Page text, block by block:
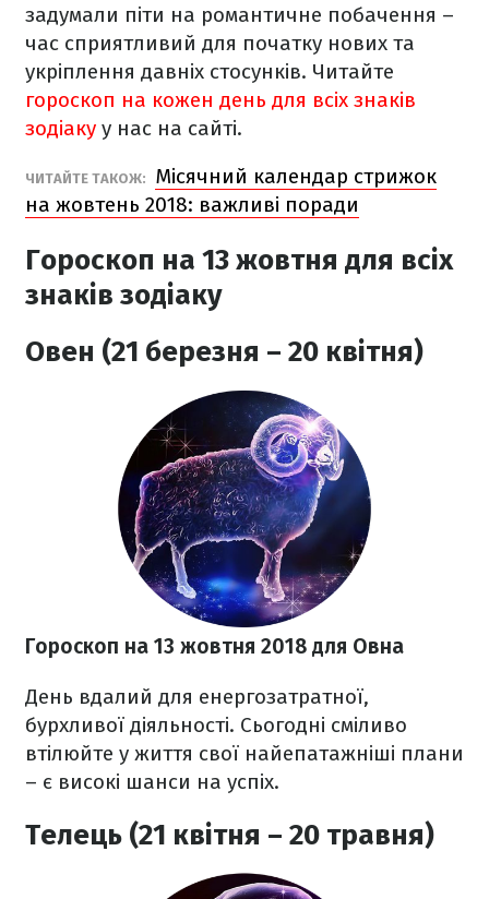
задумали піти на романтичне побачення –
час сприятливий для початку нових та
укріплення давніх стосунків. Читайте
гороскоп на кожен день для всіх знаків
зодіаку у нас на сайті.
ЧИТАЙТЕ ТАКОЖ:
Місячний календар стрижок
на жовтень 2018: важливі поради
Гороскоп на 13 жовтня для всіх
знаків зодіаку
Овен (21 березня – 20 квітня)
Гороскоп на 13 жовтня 2018 для Овна
День вдалий для енергозатратної,
бурхливої діяльності. Сьогодні сміливо
втілюйте у життя свої найепатажніші плани
– є високі шанси на успіх.
Телець (21 квітня – 20 травня)